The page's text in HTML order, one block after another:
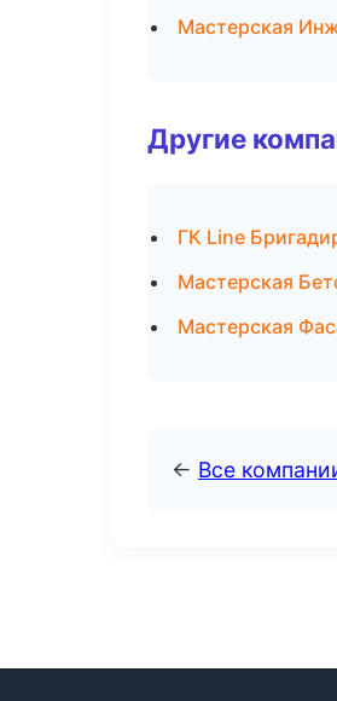
Мастерская
Другие
ГК Line
Мастерская
Мастерская
← Все